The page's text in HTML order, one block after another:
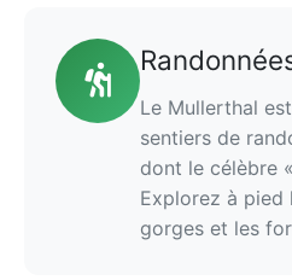
Le Mullerthal
sentiers de
dont le célèbre
Explorez à pied
gorges et les